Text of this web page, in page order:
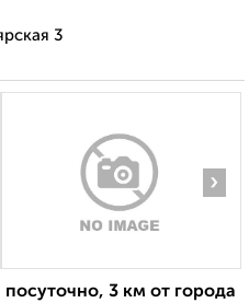
3
›
3 км от города